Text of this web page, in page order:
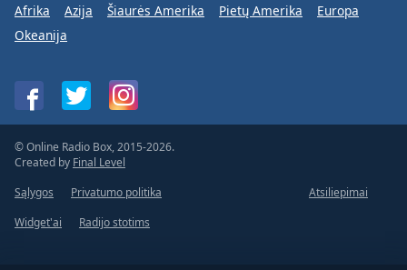
Afrika Azija Šiaurės Amerika Pietų Amerika
Europa
Okeanija
© Online Radio Box, 2015-2026.
Created by Final Level
Sąlygos
Privatumo politika
Atsiliepimai
Widget'ai
Radijo stotims